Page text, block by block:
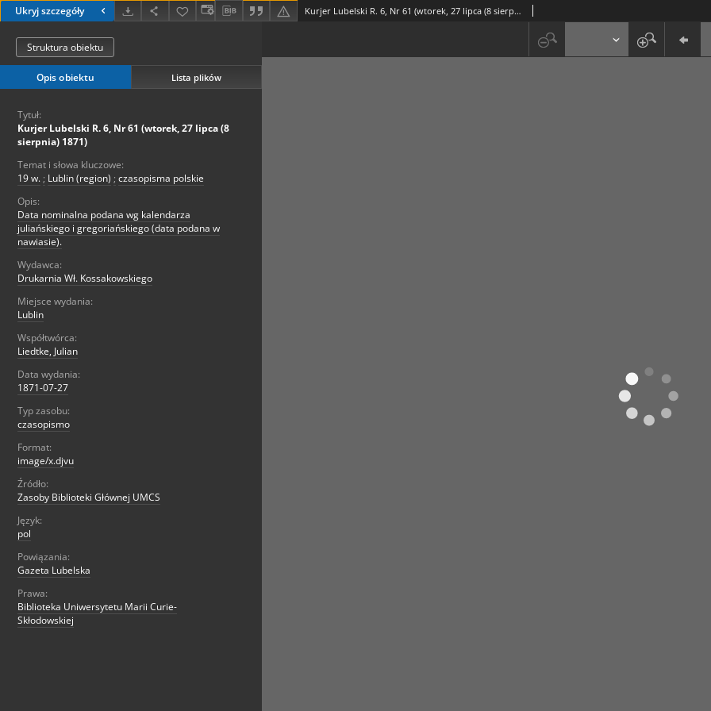
Ukryj szczegóły Kurjer Lubelski R. 6, Nr 61 (wtorek, 27 lipca (8 sierpnia) 1871)
Struktura obiektu
Opis obiektu Lista plików
Tytuł:
Kurjer Lubelski R. 6, Nr 61 (wtorek, 27 lipca (8
sierpnia) 1871)
Temat i słowa kluczowe:
19 w. ; Lublin (region) ; czasopisma polskie
Opis:
Data nominalna podana wg kalendarza
juliańskiego i gregoriańskiego (data podana w
nawiasie).
Wydawca:
Drukarnia Wł. Kossakowskiego
Miejsce wydania:
Lublin
Współtwórca:
Liedtke, Julian
Data wydania:
1871-07-27
Typ zasobu:
czasopismo
Format:
image/x.djvu
Źródło:
Zasoby Biblioteki Głównej UMCS
Język:
pol
Powiązania:
Gazeta Lubelska
Prawa:
Biblioteka Uniwersytetu Marii Curie-
Skłodowskiej